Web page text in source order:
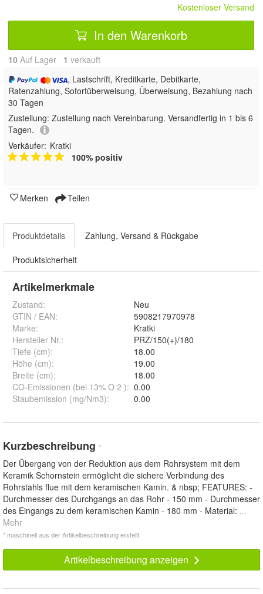
Kostenloser Versand
In den Warenkorb
10 Auf Lager 1 verkauft
, Lastschrift, Kreditkarte, Debitkarte,
Ratenzahlung, Sofortüberweisung, Überweisung, Bezahlung nach
30 Tagen
Zustellung: Zustellung nach Vereinbarung. Versandfertig in 1 bis 6
Tagen.
Verkäufer: Kratki
100% positiv
Merken Teilen
Produktdetails Zahlung, Versand & Rückgabe
Produktsicherheit
Artikelmerkmale
Zustand:
Neu
GTIN / EAN:
5908217970978
Marke:
Kratki
Hersteller Nr.:
PRZ/150(+)/180
Tiefe (cm):
18.00
Höhe (cm):
19.00
Breite (cm):
18.00
CO-Emissionen (bei 13% O 2 ): 0.00
Staubemission (mg/Nm3): 0.00
Kurzbeschreibung *
Der Übergang von der Reduktion aus dem Rohrsystem mit dem
Keramik Schornstein ermöglicht die sichere Verbindung des
Rohrstahls flue mit dem keramischen Kamin. & nbsp; FEATURES: -
Durchmesser des Durchgangs an das Rohr - 150 mm - Durchmesser
des Eingangs zu dem keramischen Kamin - 180 mm - Material: ...
Mehr
* maschinell aus der Artikelbeschreibung erstellt
Artikelbeschreibung anzeigen